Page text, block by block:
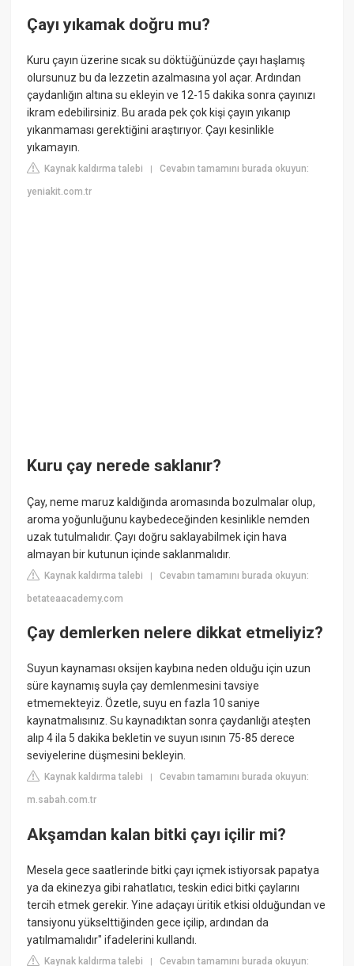
Çayı yıkamak doğru mu?
Kuru çayın üzerine sıcak su döktüğünüzde çayı haşlamış
olursunuz bu da lezzetin azalmasına yol açar. Ardından
çaydanlığın altına su ekleyin ve 12-15 dakika sonra çayınızı
ikram edebilirsiniz. Bu arada pek çok kişi çayın yıkanıp
yıkanmaması gerektiğini araştırıyor. Çayı kesinlikle
yıkamayın.
Kaynak kaldırma talebi |Cevabın tamamını burada okuyun:
yeniakit.com.tr
Kuru çay nerede saklanır?
Çay, neme maruz kaldığında aromasında bozulmalar olup,
aroma yoğunluğunu kaybedeceğinden kesinlikle nemden
uzak tutulmalıdır. Çayı doğru saklayabilmek için hava
almayan bir kutunun içinde saklanmalıdır.
Kaynak kaldırma talebi |Cevabın tamamını burada okuyun:
betateaacademy.com
Çay demlerken nelere dikkat etmeliyiz?
Suyun kaynaması oksijen kaybına neden olduğu için uzun
süre kaynamış suyla çay demlenmesini tavsiye
etmemekteyiz. Özetle, suyu en fazla 10 saniye
kaynatmalısınız. Su kaynadıktan sonra çaydanlığı ateşten
alıp 4 ila 5 dakika bekletin ve suyun ısının 75-85 derece
seviyelerine düşmesini bekleyin.
Kaynak kaldırma talebi |Cevabın tamamını burada okuyun:
m.sabah.com.tr
Akşamdan kalan bitki çayı içilir mi?
Mesela gece saatlerinde bitki çayı içmek istiyorsak papatya
ya da ekinezya gibi rahatlatıcı, teskin edici bitki çaylarını
tercih etmek gerekir. Yine adaçayı üritik etkisi olduğundan ve
tansiyonu yükselttiğinden gece içilip, ardından da
yatılmamalıdır" ifadelerini kullandı.
Kaynak kaldırma talebi |Cevabın tamamını burada okuyun: